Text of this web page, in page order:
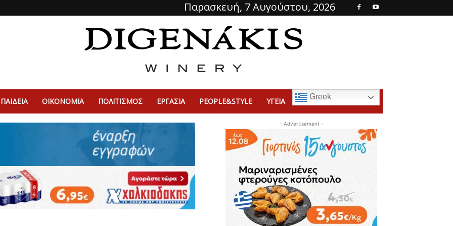
Παρασκευή, 7 Αυγούστου, 2026
ΠΑΙΔΕΙΑ ΟΙΚΟΝΟΜΙΑ ΠΟΛΙΤΙΣΜΌΣ ΕΡΓΑΣΙΑ PEOPLE&STYLE ΥΓΕΙΑ Greek
- Advertisement -